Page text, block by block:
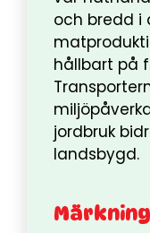
och bredd i
hållbart på
jordbruk
landsbygd.